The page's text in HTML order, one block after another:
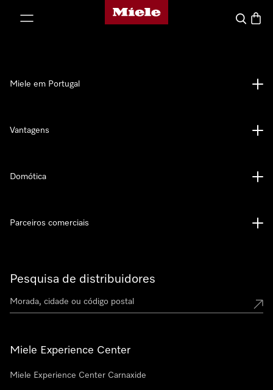
Página principal da Miele
Pesquisa
Pesquisa de distribuidores
Miele Experience Center
Miele Experience Center Carnaxide
Miele em Portugal
Vantagens
Domótica
Parceiros comerciais